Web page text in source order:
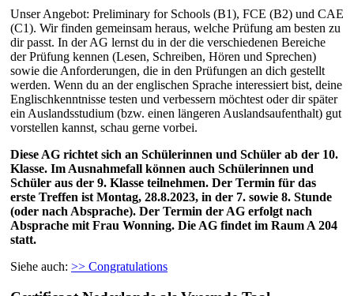
Unser Angebot: Preliminary for Schools (B1), FCE (B2) und CAE
(C1). Wir finden gemeinsam heraus, welche Prüfung am besten zu
dir passt. In der AG lernst du in der die verschiedenen Bereiche
der Prüfung kennen (Lesen, Schreiben, Hören und Sprechen)
sowie die Anforderungen, die in den Prüfungen an dich gestellt
werden. Wenn du an der englischen Sprache interessiert bist, deine
Englischkenntnisse testen und verbessern möchtest oder dir später
ein Auslandsstudium (bzw. einen längeren Auslandsaufenthalt) gut
vorstellen kannst, schau gerne vorbei.
Diese AG richtet sich an Schülerinnen und Schüler ab der 10.
Klasse. Im Ausnahmefall können auch Schülerinnen und
Schüler aus der 9. Klasse teilnehmen. Der Termin für das
erste Treffen ist Montag, 28.8.2023, in der 7. sowie 8. Stunde
(oder nach Absprache). Der Termin der AG erfolgt nach
Absprache mit Frau Wonning. Die AG findet im Raum A 204
statt.
Siehe auch: >> Congratulations